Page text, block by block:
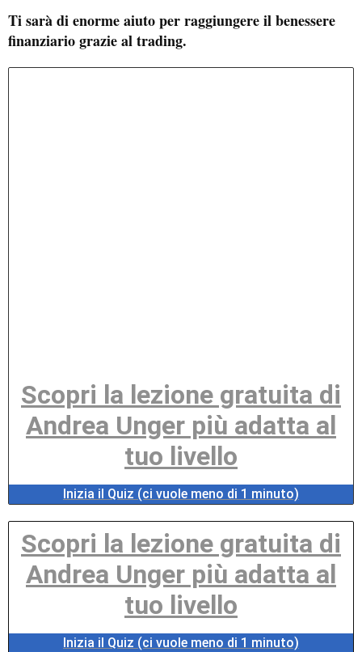
Ti sarà di enorme aiuto per raggiungere il benessere
finanziario grazie al trading.
Scopri la lezione gratuita di
Andrea Unger più adatta al
tuo livello
Inizia il Quiz (ci vuole meno di 1 minuto)
Scopri la lezione gratuita di
Andrea Unger più adatta al
tuo livello
Inizia il Quiz (ci vuole meno di 1 minuto)